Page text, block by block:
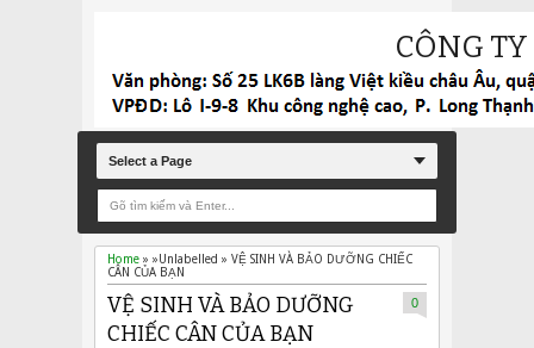
CÔNG
Select a Page
Home » »Unlabelled » VỆ SINH VÀ BẢO DƯỠNG CHIẾC
CÂN CỦA BẠN
VỆ SINH VÀ BẢO DƯỠNG
CHIẾC CÂN CỦA BẠN
0